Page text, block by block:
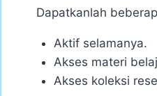
Dapatkanlah
Aktif selamanya.
Akses materi
Akses koleksi